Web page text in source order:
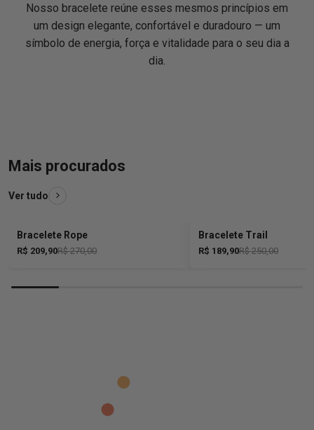
Nosso bracelete reúne esses mesmos princípios em
um design elegante, confortável e duradouro — um
símbolo de energia, força e vitalidade para o seu dia a
dia.
Mais procurados
Ver tudo
Economize 22%
Bracelete Rope
R$ 209,90R$ 270,00
Economize 24%
Bracelete Trail
R$ 189,90R$ 250,00